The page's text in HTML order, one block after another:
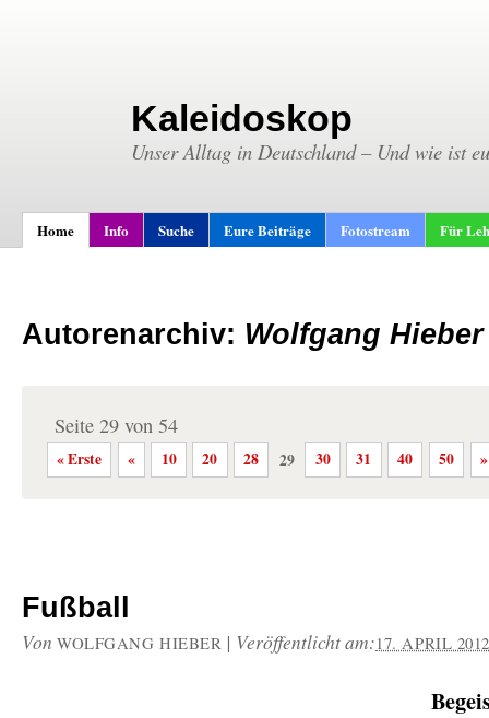
Kaleidoskop
Unser Alltag in Deutschland – Und wie ist
Home Info Suche Eure Beiträge Fotostream Für
Autorenarchiv: Wolfgang Hieber
Seite 29 von 54
« Erste « 10 20 28 29 30 31 40 50 »
Fußball
Von WOLFGANG HIEBER | Veröffentlicht am:17. APRIL 2012